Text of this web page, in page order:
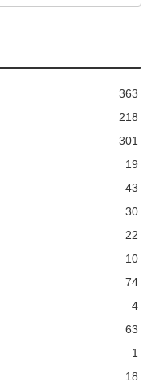
363
218
301
19
43
30
22
10
74
4
63
1
18